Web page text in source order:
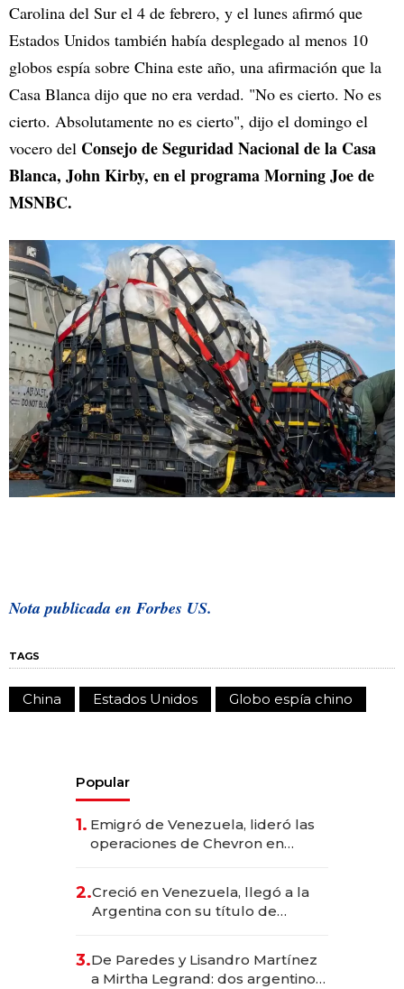
Carolina del Sur el 4 de febrero, y el lunes afirmó que
Estados Unidos también había desplegado al menos 10
globos espía sobre China este año, una afirmación que la
Casa Blanca dijo que no era verdad. "No es cierto. No es
cierto. Absolutamente no es cierto", dijo el domingo el
vocero del Consejo de Seguridad Nacional de la Casa
Blanca, John Kirby, en el programa Morning Joe de
MSNBC.
Nota publicada en Forbes US.
TAGS
China Estados Unidos Globo espía chino
Popular
1. Emigró de Venezuela, lideró las
operaciones de Chevron en
2.Creció en Venezuela, llegó a la
Argentina con su título de
las marcas "fast premium"
3.De Paredes y Lisandro Martínez
a Mirtha Legrand: dos argentinos